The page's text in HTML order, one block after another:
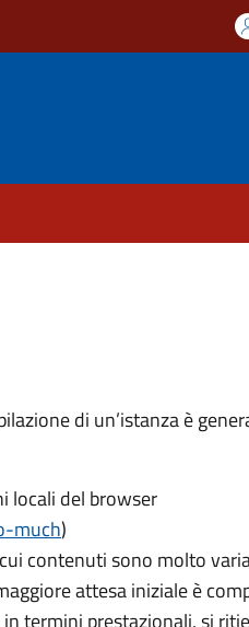
di un’istanza è
locali del browser
much)
contenuti sono molto
attesa iniziale è
termini prestazionali, si